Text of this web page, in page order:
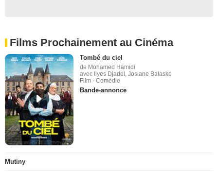
Films Prochainement au Cinéma
Tombé du ciel
de Mohamed Hamidi
avec Ilyes Djadel, Josiane Balasko
Film - Comédie
Bande-annonce
Mutiny